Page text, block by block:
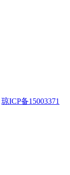
琼ICP备15003371